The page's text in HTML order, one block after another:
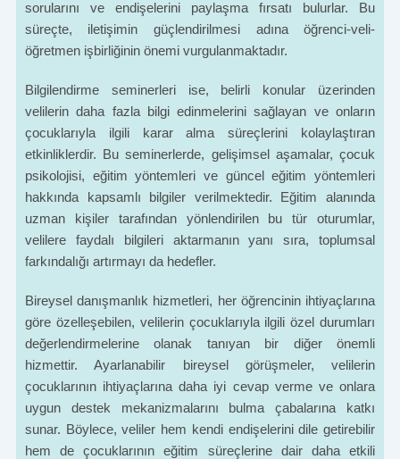
sorularını ve endişelerini paylaşma fırsatı bulurlar. Bu
süreçte, iletişimin güçlendirilmesi adına öğrenci-veli-
öğretmen işbirliğinin önemi vurgulanmaktadır.
Bilgilendirme seminerleri ise, belirli konular üzerinden
velilerin daha fazla bilgi edinmelerini sağlayan ve onların
çocuklarıyla ilgili karar alma süreçlerini kolaylaştıran
etkinliklerdir. Bu seminerlerde, gelişimsel aşamalar, çocuk
psikolojisi, eğitim yöntemleri ve güncel eğitim yöntemleri
hakkında kapsamlı bilgiler verilmektedir. Eğitim alanında
uzman kişiler tarafından yönlendirilen bu tür oturumlar,
velilere faydalı bilgileri aktarmanın yanı sıra, toplumsal
farkındalığı artırmayı da hedefler.
Bireysel danışmanlık hizmetleri, her öğrencinin ihtiyaçlarına
göre özelleşebilen, velilerin çocuklarıyla ilgili özel durumları
değerlendirmelerine olanak tanıyan bir diğer önemli
hizmettir. Ayarlanabilir bireysel görüşmeler, velilerin
çocuklarının ihtiyaçlarına daha iyi cevap verme ve onlara
uygun destek mekanizmalarını bulma çabalarına katkı
sunar. Böylece, veliler hem kendi endişelerini dile getirebilir
hem de çocuklarının eğitim süreçlerine dair daha etkili